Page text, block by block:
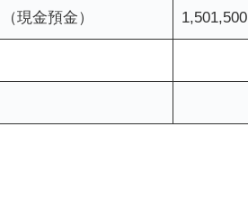
（現金預金） 1,501,500